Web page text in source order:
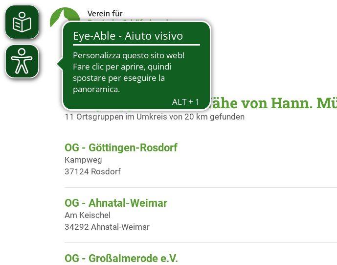
Ortsgruppen in der Nähe von Hann.
11 Ortsgruppen im Umkreis von 20 km gefunden
OG - Göttingen-Rosdorf
Kampweg
37124 Rosdorf
OG - Ahnatal-Weimar
Am Keischel
34292 Ahnatal-Weimar
OG - Großalmerode e.V.